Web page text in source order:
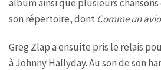
album ainsi que plusieurs
son répertoire, dont Comme un
Greg Zlap a ensuite pris le relais
à Johnny Hallyday. Au son de son